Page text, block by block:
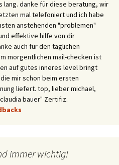
lang. danke für diese beratung, wir
mal telefoniert und ich habe
anstehenden "problemen"
effektive hilfe von dir
auch für den täglichen
morgentlichen mail-checken ist
auf gutes inneres level bringt
mir schon beim ersten
liefert. top, lieber michael,
bauer" Zertifiz.
immer wichtig!